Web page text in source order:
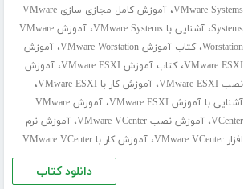
VMware Systems،
آموزش کامل مجازی سازی VMware
Systems،آشنایی با VMware Systems ،
آموزش VMware
Worstation،کتاب آموزش VMware Worstation ،آموزش
VMware ESXI،کتاب آموزش VMware ESXI ،آموزش
نصب VMware ESXI
،آموزش کار با VMware ESXI ،
آشنایی با آموزش VMware ESXI ،
آموزش VMware
VCenter،آموزش نصب VMware VCenter ،آموزش نرم
افزار VMware VCenter
،آموزش کار با VMware VCenter
دانلود کتاب